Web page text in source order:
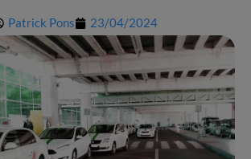
Patrick Pons 23/04/2024